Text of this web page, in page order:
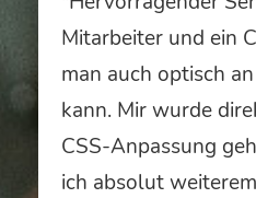
Mitarbeiter und ein
man auch optisch
kann. Mir wurde
CSS-Anpassung
ich absolut